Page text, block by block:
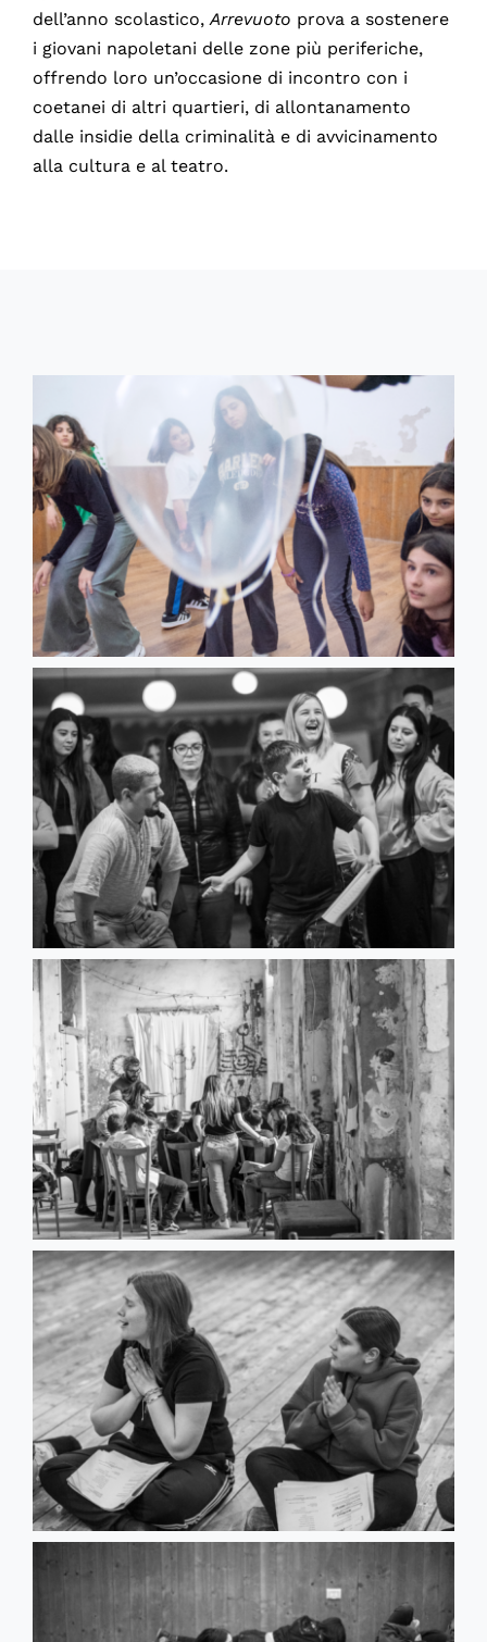
dell’anno scolastico,Arrevuoto prova a sostenere
i giovani napoletani delle zone più periferiche,
offrendo loro un’occasione di incontro con i
coetanei di altri quartieri, di allontanamento
dalle insidie della criminalità e di avvicinamento
alla cultura e al teatro.